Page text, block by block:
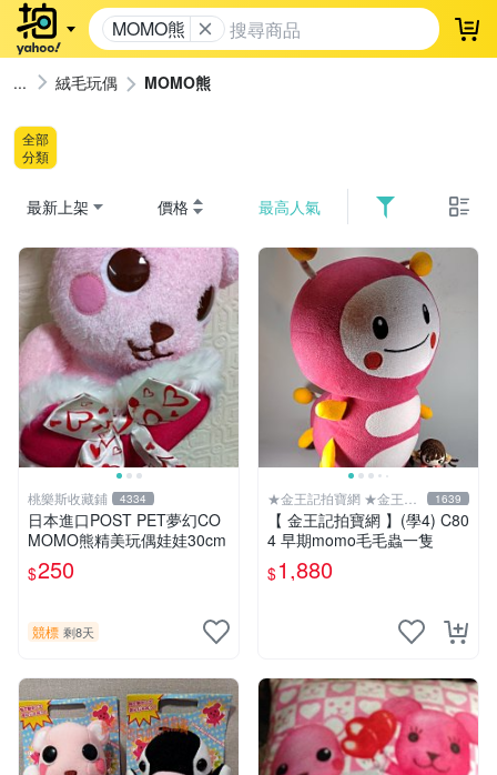
MOMO熊 登
絨毛玩偶 MOMO熊
全部
分類
最新上架 價格 最高人氣
桃樂斯收藏鋪 4334
日本進口POST PET夢幻CO
MOMO熊精美玩偶娃娃30cm
$250
競標 剩8天
★金王記拍寶網 ★金王記
拍寶趣
1639
【 金王記拍寶網 】(學4) C80
4 早期momo毛毛蟲一隻
$1,880